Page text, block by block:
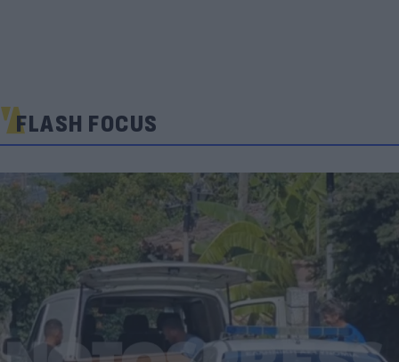
FLASH FOCUS